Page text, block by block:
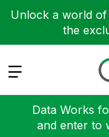
Unlock a world of
the
Expand
Data Works
and enter to